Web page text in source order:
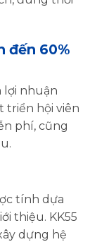
đến 60%
lợi nhuận
triển hội viên
phí, cũng
tính dựa
thiệu. KK55
dựng hệ